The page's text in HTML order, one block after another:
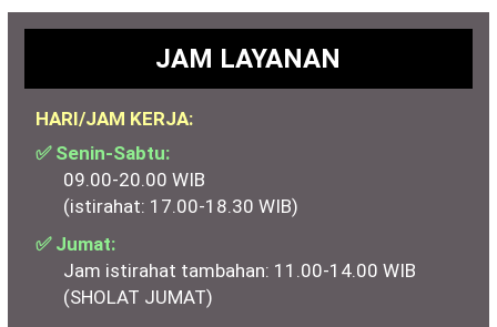
JAM LAYANAN
HARI/JAM KERJA:
✅ Senin-Sabtu:
09.00-20.00 WIB
(istirahat: 17.00-18.30 WIB)
✅ Jumat:
Jam istirahat tambahan: 11.00-14.00 WIB
(SHOLAT JUMAT)